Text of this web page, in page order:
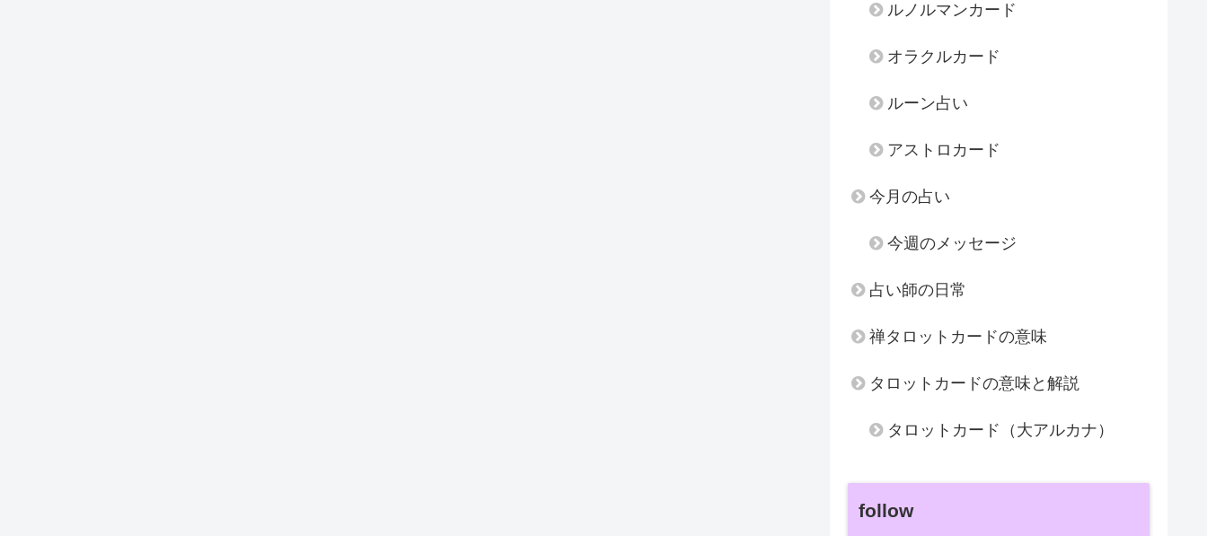
ルノルマンカード
オラクルカード
ルーン占い
アストロカード
今月の占い
今週のメッセージ
占い師の日常
禅タロットカードの意味
タロットカードの意味と解説
タロットカード（大アルカナ）
follow